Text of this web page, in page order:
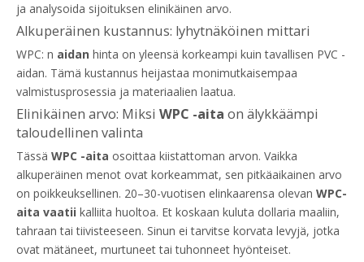
ja analysoida sijoituksen elinikäinen arvo.
Alkuperäinen kustannus: lyhytnäköinen mittari
WPC: n aidan hinta on yleensä korkeampi kuin tavallisen PVC -
aidan. Tämä kustannus heijastaa monimutkaisempaa
valmistusprosessia ja materiaalien laatua.
Elinikäinen arvo: Miksi WPC -aita on älykkäämpi
taloudellinen valinta
Tässä WPC -aita osoittaa kiistattoman arvon. Vaikka
alkuperäinen menot ovat korkeammat, sen pitkäaikainen arvo
on poikkeuksellinen. 20–30-vuotisen elinkaarensa olevan WPC-
aita vaatii kalliita huoltoa. Et koskaan kuluta dollaria maaliin,
tahraan tai tiivisteeseen. Sinun ei tarvitse korvata levyjä, jotka
ovat mätäneet, murtuneet tai tuhonneet hyönteiset.